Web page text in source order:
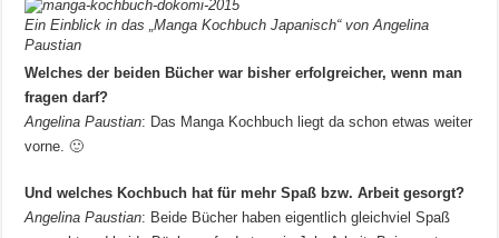
Ein Einblick in das „Manga Kochbuch Japanisch“ von Angelina
Paustian
Welches der beiden Bücher war bisher erfolgreicher, wenn man
fragen darf?
Angelina Paustian: Das Manga Kochbuch liegt da schon etwas weiter
vorne. 🙂
Und welches Kochbuch hat für mehr Spaß bzw. Arbeit gesorgt?
Angelina Paustian: Beide Bücher haben eigentlich gleichviel Spaß